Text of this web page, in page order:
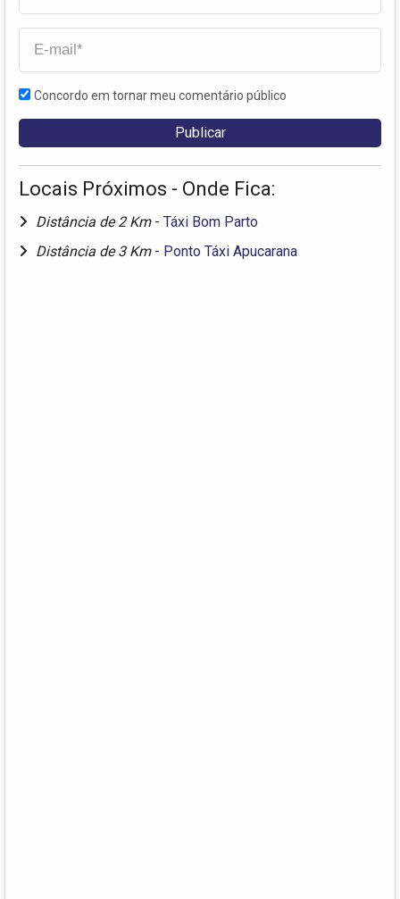
Concordo em tornar meu comentário público
Locais Próximos - Onde Fica:
Distância de 2 Km - Táxi Bom Parto
Distância de 3 Km - Ponto Táxi Apucarana